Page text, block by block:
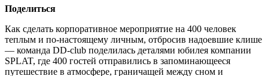
Поделиться
Как сделать корпоративное мероприятие на 400 человек
теплым и по-настоящему личным, отбросив надоевшие клише
— команда DD-club поделилась деталями юбилея компании
SPLAT, где 400 гостей отправились в запоминающееся
путешествие в атмосфере, граничащей между сном и